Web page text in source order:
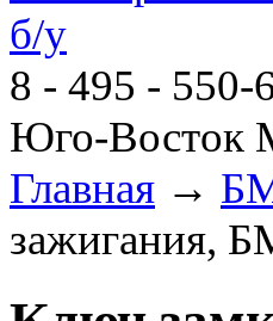
8 - 495 - 550-
Юго-Восток
Главная →
зажигания,